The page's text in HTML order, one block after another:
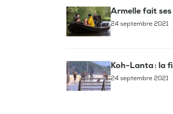
Armelle fait
24 septembre 2021
Koh-Lanta : la
24 septembre 2021